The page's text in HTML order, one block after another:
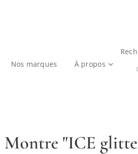
Nos marques À propos
Montre "ICE